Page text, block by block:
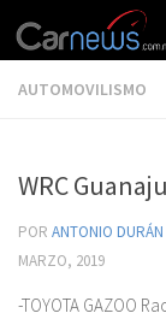
AUTOMOVILISMO
WRC
POR ANTONIO DURÁN
MARZO, 2019
-TOYOTA GAZOO